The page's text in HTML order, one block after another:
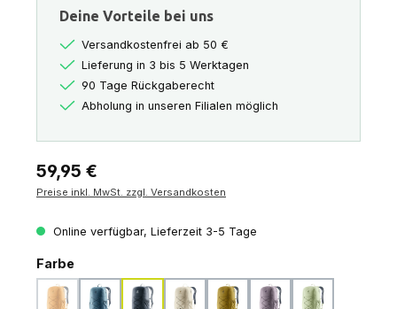
Deine Vorteile bei uns
Versandkostenfrei ab 50 €
Lieferung in 3 bis 5 Werktagen
90 Tage Rückgaberecht
Abholung in unseren Filialen möglich
Regulärer Preis:
59,95 €
Preise inkl. MwSt. zzgl. Versandkosten
Online verfügbar, Lieferzeit 3-5 Tage
Farbeauswählen